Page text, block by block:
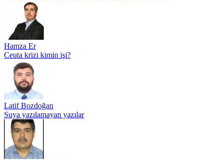
Hamza Er
Ceuta krizi kimin işi?
Latif Bozdoğan
Suya yazılamayan yazılar